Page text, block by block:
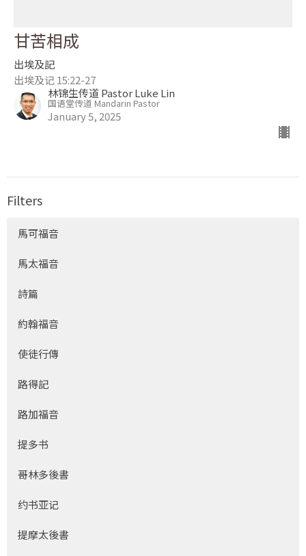
甘苦相成
出埃及記
出埃及记 15:22-27
林锦生传道 Pastor Luke Lin
国语堂传道 Mandarin Pastor
January 5, 2025
Filters
馬可福音
馬太福音
詩篇
約翰福音
使徒行傳
路得記
路加福音
提多书
哥林多後書
约书亚记
提摩太後書